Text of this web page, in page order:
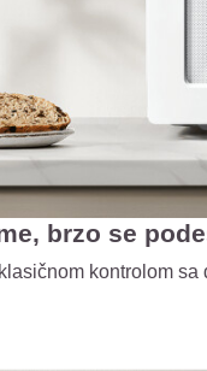
brzo se
kontrolom